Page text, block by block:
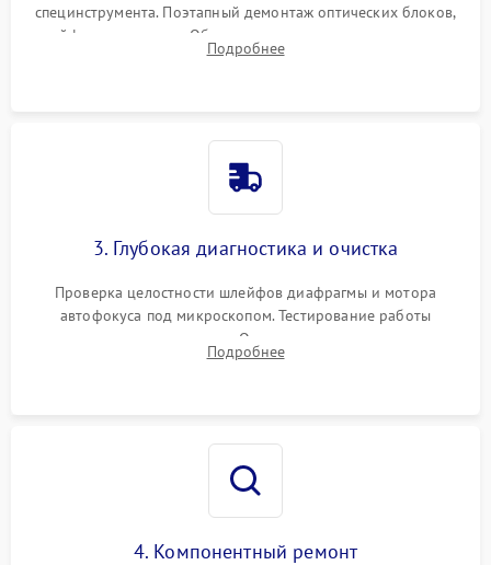
специнструмента. Поэтапный демонтаж оптических блоков,
шлейфов и приводов. Обязательная маркировка положения
линзовых групп для сохранения заводской центровки при
Подробнее
3. Глубокая диагностика и очистка
Проверка целостности шлейфов диафрагмы и мотора
автофокуса под микроскопом. Тестирование работы
электромагнитного привода. Очистка оптических элементов
от пыли, следов влаги и грибка спецрастворами без
Подробнее
4. Компонентный ремонт